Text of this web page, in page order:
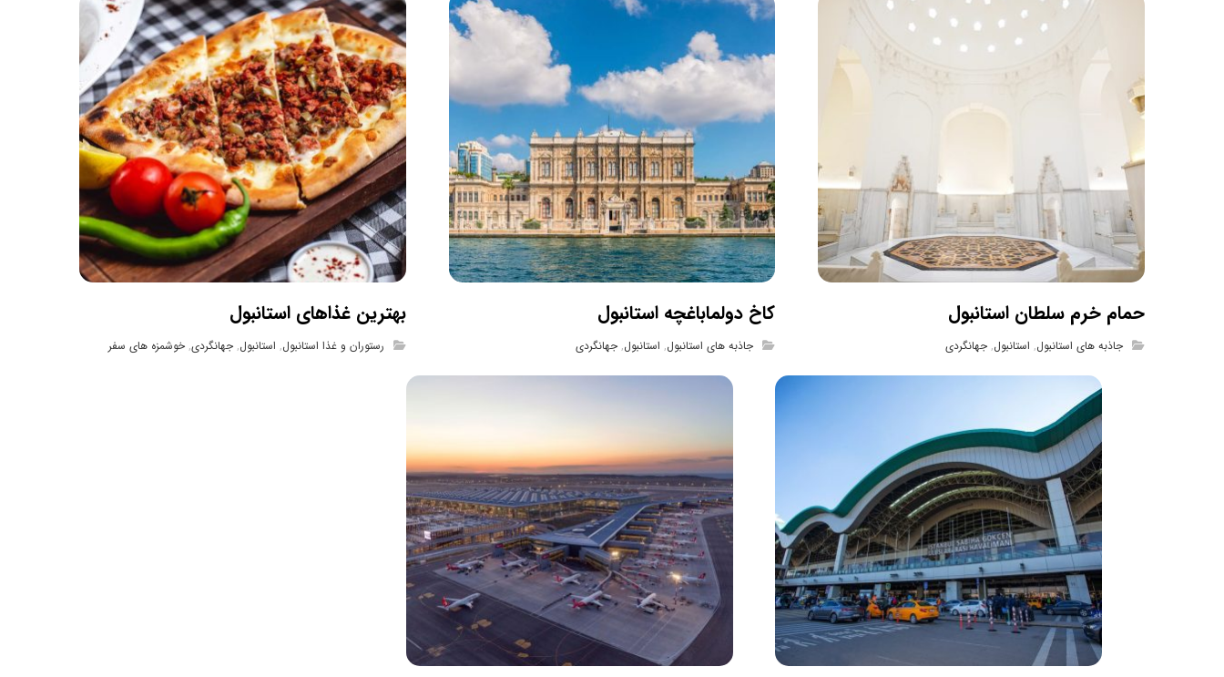
حمام خرم سلطان استانبول
جاذبه های استانبول, استانبول, جهانگردی
کاخ دولماباغچه استانبول
جاذبه های استانبول, استانبول, جهانگردی
بهترین غذاهای استانبول
رستوران و غذا استانبول, استانبول,جهانگردی,خوشمزه های سفر